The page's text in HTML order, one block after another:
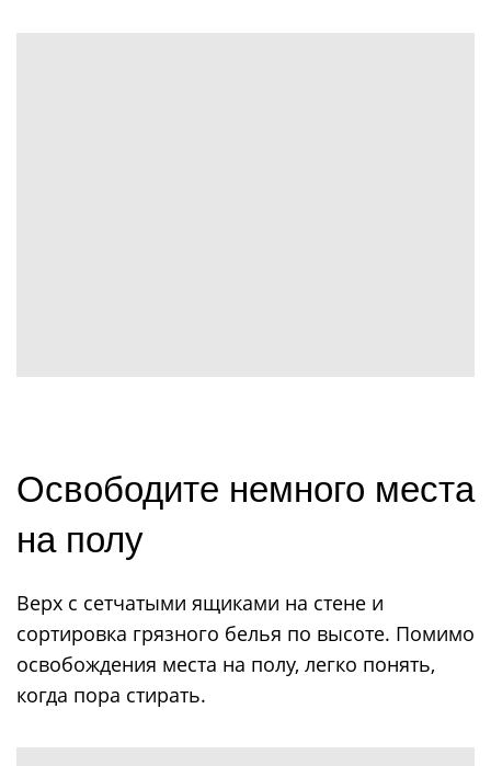
Освободите немного места
на полу
Верх с сетчатыми ящиками на стене и
сортировка грязного белья по высоте. Помимо
освобождения места на полу, легко понять,
когда пора стирать.